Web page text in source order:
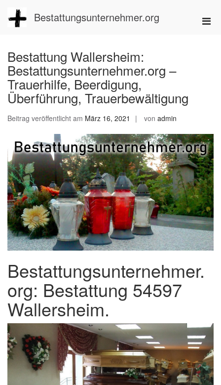
Inhalt
springen
Bestattungsunternehmer.org
Bestattung Wallersheim:
Bestattungsunternehmer.org –
Trauerhilfe, Beerdigung,
Überführung, Trauerbewältigung
Beitrag veröffentlicht am März 16, 2021 von admin
Bestattungsunternehmer.
org: Bestattung 54597
Wallersheim.